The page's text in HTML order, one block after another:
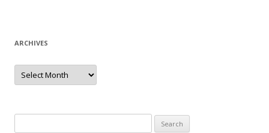
ARCHIVES
Archives